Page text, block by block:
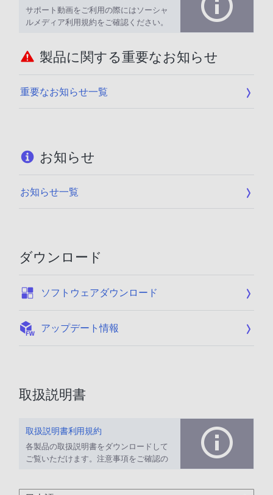
サポート動画をご利用の際にはソーシャ
ルメディア利用規約をご確認ください。
製品に関する重要なお知らせ
重要なお知らせ一覧
お知らせ
お知らせ一覧
ダウンロード
ソフトウェアダウンロード
アップデート情報
取扱説明書
取扱説明書利用規約
各製品の取扱説明書をダウンロードして
ご覧いただけます。注意事項をご確認の